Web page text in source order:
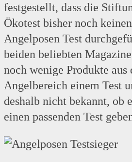
festgestellt, dass die
Ökotest bisher noch
Angelposen Test
beiden beliebten
noch wenige Produkte aus
Angelbereich einem Test
deshalb nicht bekannt, ob
einen passenden Test